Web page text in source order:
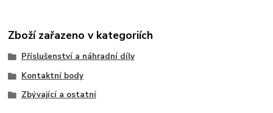
Zboží zařazeno v kategoriích
Příslušenství a náhradní díly
Kontaktní body
Zbývající a ostatní